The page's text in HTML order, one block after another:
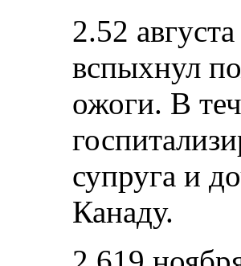
2.52
вспыхнул
ожоги. В
супруга и
Канаду.